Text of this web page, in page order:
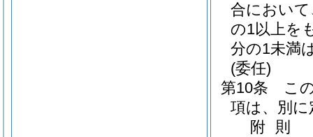
合におい
の1以上を
分の1未満
(委任)
第10条
こ
項は、別
附 則